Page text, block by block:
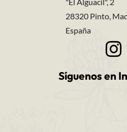
28320 Pinto,
España
Síguenos en